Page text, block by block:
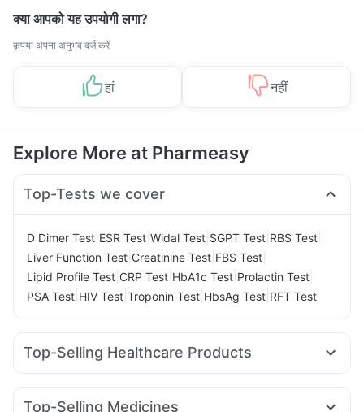
क्या आपको यह उपयोगी लगा?
कृपया अपना अनुभव दर्ज करें
हां नहीं
Explore More at Pharmeasy
Top-Tests we cover
D Dimer Test ESR Test Widal Test SGPT Test RBS Test
Liver Function Test Creatinine Test FBS Test
Lipid Profile Test CRP Test HbA1c Test Prolactin Test
PSA Test HIV Test Troponin Test HbsAg Test RFT Test
Top-Selling Healthcare Products
Bold Care Extend Delay Spray Himalaya Himcolin Gel
Top-Selling Medicines